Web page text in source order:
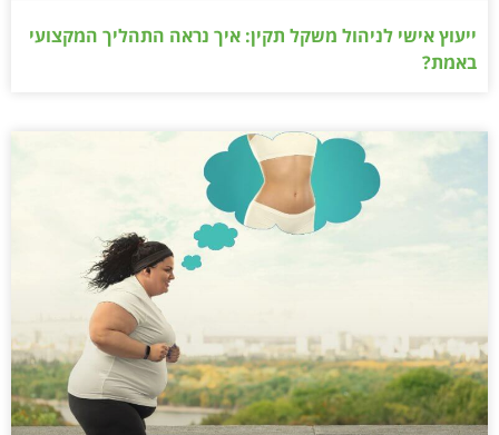
ייעוץ אישי לניהול משקל תקין: איך נראה התהליך המקצועי
באמת?